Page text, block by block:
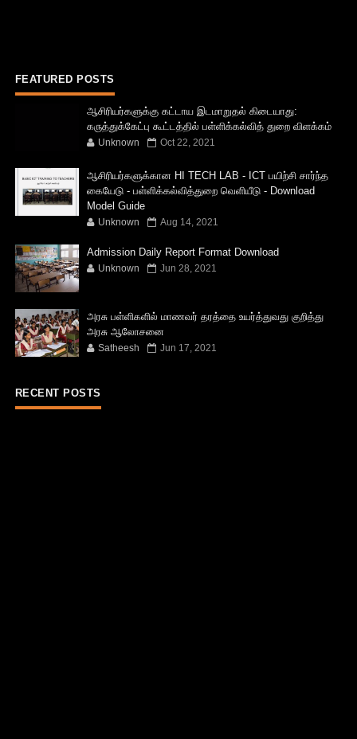
FEATURED POSTS
ஆசிரியர்களுக்கு கட்டாய இடமாறுதல் கிடையாது:
கருத்துக்கேட்பு கூட்டத்தில் பள்ளிக்கல்வித் துறை விளக்கம்
Unknown Oct 22, 2021
ஆசிரியர்களுக்கான HI TECH LAB - ICT பயிற்சி சார்ந்த
கையேடு - பள்ளிக்கல்வித்துறை வெளியீடு - Download
Model Guide
Unknown Aug 14, 2021
Admission Daily Report Format Download
Unknown Jun 28, 2021
அரசு பள்ளிகளில் மாணவர் தரத்தை உயர்த்துவது குறித்து
அரசு ஆலோசனை
Satheesh Jun 17, 2021
RECENT POSTS